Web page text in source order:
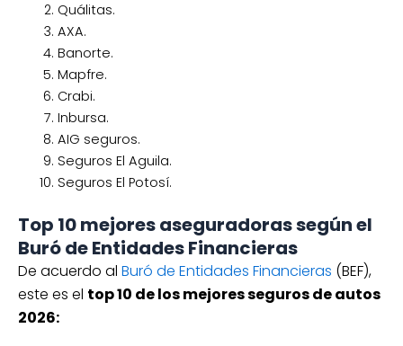
*Las tarifas están sujetas a cambios
según las especificaciones de cada póliza
de seguro.
Cotiza hoy tu seguro de auto
para Chevrolet Aveo desde
$10,036*
Ana asistencia vial y más
Cobertura: Amplia
¡Cotiza gratis!
*Las tarifas están sujetas a cambios
Quálitas.
AXA.
Banorte.
Mapfre.
Crabi.
Inbursa.
AIG seguros.
Seguros El Aguila.
Seguros El Potosí.
Top 10 mejores aseguradoras según el
Buró de Entidades Financieras
De acuerdo al Buró de Entidades Financieras (BEF),
este es el top 10 de los mejores seguros de autos
2026: